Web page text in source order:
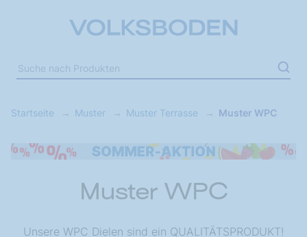
Startseite Muster Muster Terrasse Muster WPC
Muster WPC
Unsere WPC Dielen sind ein QUALITÄTSPRODUKT!